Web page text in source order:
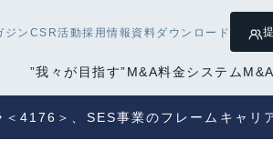
ジン CSR活動採用情報 資料ダウンロード
”我々が目指す”M&A料金システム
＜4176＞、SES事業のフレームキャリ